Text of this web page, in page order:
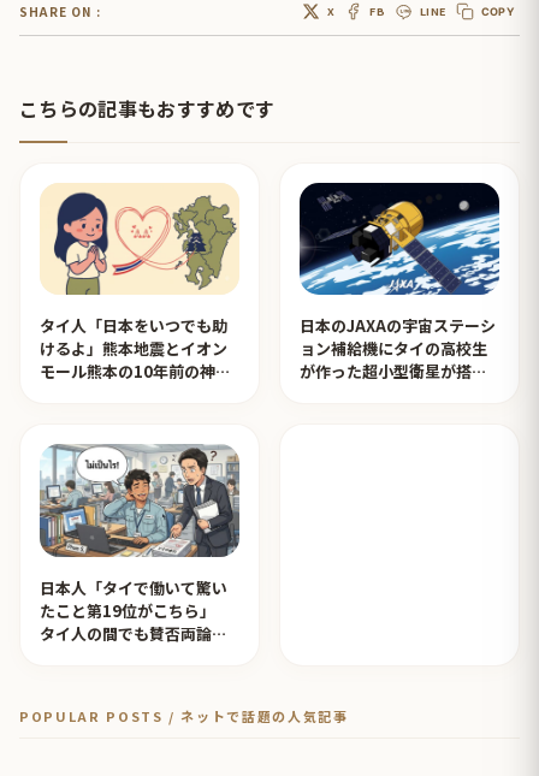
SHARE ON : X FB LINE COPY
こちらの記事もおすすめです
タイ人「日本をいつでも助
けるよ」熊本地震とイオン
モール熊本の10年前の神対
日本のJAXAの宇宙ステーシ
ョン補給機にタイの高校生
が作った超小型衛星が搭載
日本人「タイで働いて驚い
たこと第19位がこちら」
タイ人の間でも賛否両論
POPULAR POSTS / ネットで話題の人気記事